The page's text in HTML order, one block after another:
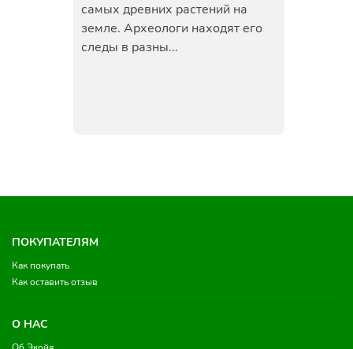
самых древних растений на
земле. Археологи находят его
следы в разны...
ПОКУПАТЕЛЯМ
Как покупать
Как оставить отзыв
О НАС